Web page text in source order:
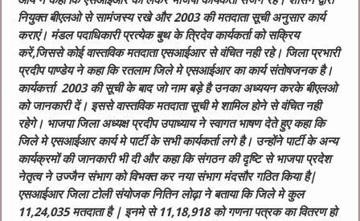
नियुक्त बीएलओ से सामंजस्य रखे और 2003 की मतदाता सूची अनुसार कार्य
कराएं। मंडल पदाधिकारी प्रत्येक बुथ के त्रिदेव कार्यकर्ता को सक्रिय
करें,जिससे कोई वास्तविक मतदाता एसआईआर से वंचित नही रहे। जिला प्रभारी
प्रदीप पाण्डेय ने कहा कि रतलाम जिले मे एसआईआर का कार्य संतोषजनक है।
कार्यकर्त्ता 2003 की सूची के बाद जो नाम बड़े है उनका अध्ययन करके बीएलओ
को जानकारी दें। इससे वास्तविक मतदाता सूची मे शामिल होने से वंचित नही
रहेगे। भाजपा जिला अध्यक्ष प्रदीप उपाध्याय ने स्वागत भाषण देते हुए कहा कि
जिले मे एसआईआर कार्य मे पार्टी के सभी कार्यकर्ता लगे है। उन्होंने पार्टी के अन्य
कार्यक्रमों की जानकारी भी दी और कहा कि संगठन की दृष्टि से भाजपा प्रदेश
नेतृत्व ने उज्जैन संभाग को विभक्त कर नया संभाग मंदसौर गठित किया है|
एसआईआर जिला टोली संयोजक नितिन लोढ़ा ने बताया कि जिले मे कुल
11,24,035 मतदाता है | इनमे से 11,18,918 को गणना पत्रक का वितरण हो